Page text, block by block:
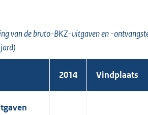
van de bruto-BKZ-uitgaven en -
2014 Vindplaats